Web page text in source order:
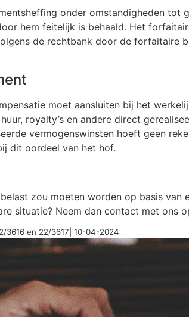
onder omstandigheden tot
hem feitelijk is behaald. Het
de rechtbank door de forfaitaire
moet aansluiten bij het
royalty’s en andere direct
vermogenswinsten hoeft geen
dit oordeel van het hof.
zou moeten worden op basis van
situatie? Neem dan contact met ons
3616 en 22/3617| 10-04-2024